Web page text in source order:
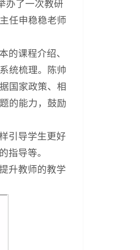
办了一次教研
任申稳稳老师
的课程介绍、
统梳理。陈帅
国家政策、相
的能力，鼓励
引导学生更好
指导等。
升教师的教学